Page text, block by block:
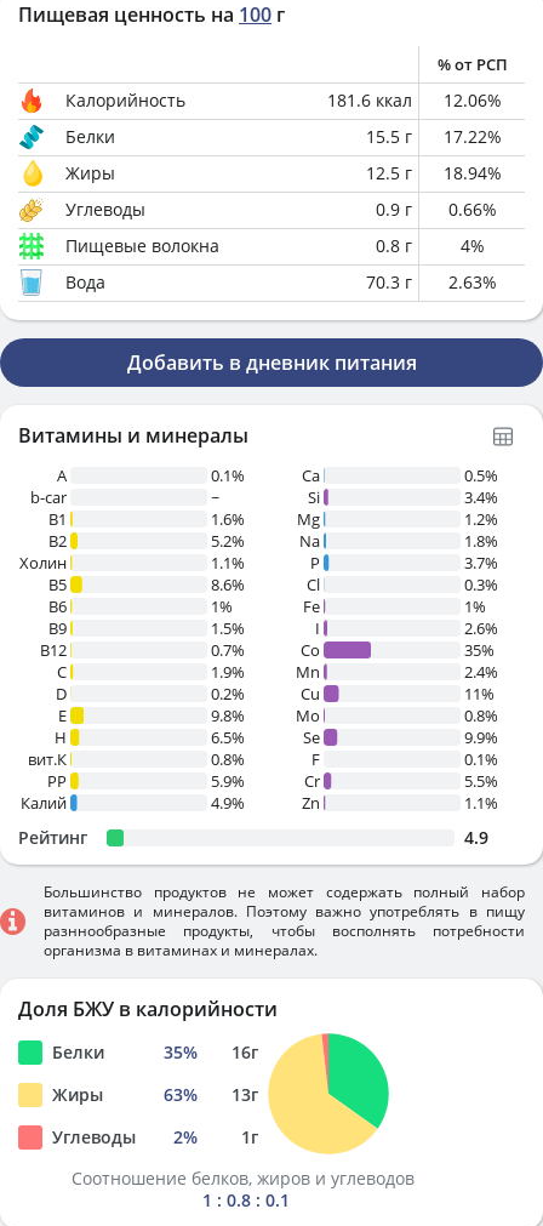
Пищевая ценность на 100 г
% от РСП
Калорийность 181.6 ккал 12.06%
Белки
15.5 г 17.22%
Жиры
12.5 г 18.94%
Углеводы
0.9 г 0.66%
Пищевые волокна
0.8 г 4%
Вода
70.3 г 2.63%
Добавить в дневник питания
Витамины и минералы
A
0.1%
b-car
~
В1
1.6%
B2
5.2%
Холин
1.1%
B5
8.6%
B6
1%
B9
1.5%
B12
0.7%
C
1.9%
D
0.2%
E
9.8%
H
6.5%
вит.К
0.8%
PP
5.9%
Калий
4.9%
Ca
0.5%
Si
3.4%
Mg
1.2%
Na
1.8%
P
3.7%
Cl
0.3%
Fe
1%
I
2.6%
Co
35%
Mn
2.4%
Cu
11%
Mo
0.8%
Se
9.9%
F
0.1%
Cr
5.5%
Zn
1.1%
Рейтинг 4.9
Большинство продуктов не может содержать полный набор
витаминов и минералов. Поэтому важно употреблять в пищу
разннообразные продукты, чтобы восполнять потребности
организма в витаминах и минералах.
Доля БЖУ в калорийности
Белки 35% 16г
Жиры
63% 13г
Углеводы
2% 1г
Соотношение белков, жиров и углеводов
1 : 0.8 : 0.1